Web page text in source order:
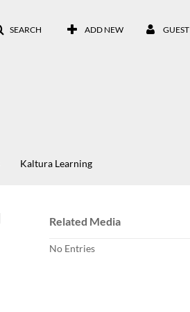
SEARCH ADD NEW GUEST
Kaltura Learning
Related Media
No Entries